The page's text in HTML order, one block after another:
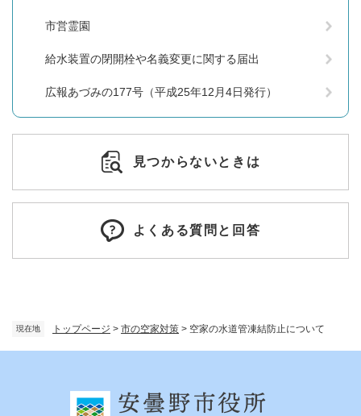
現在地 トップページ > 市の空家対策 > 空家の水道管凍結防止について
市営霊園
給水装置の閉開栓や名義変更に関する届出
広報あづみの177号（平成25年12月4日発行）
見つからないときは
よくある質問と回答